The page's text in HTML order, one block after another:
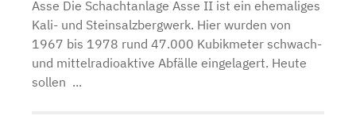
Asse Die Schachtanlage Asse II ist ein ehemaliges
Kali- und Steinsalzbergwerk. Hier wurden von
1967 bis 1978 rund 47.000 Kubikmeter schwach-
und mittelradioaktive Abfälle eingelagert. Heute
sollen ...